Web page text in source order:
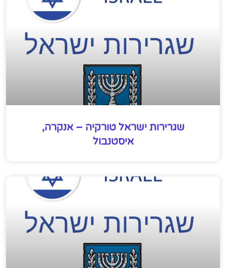
שגרירות ישראל טורקיה – אנקרה,
איסטנבול